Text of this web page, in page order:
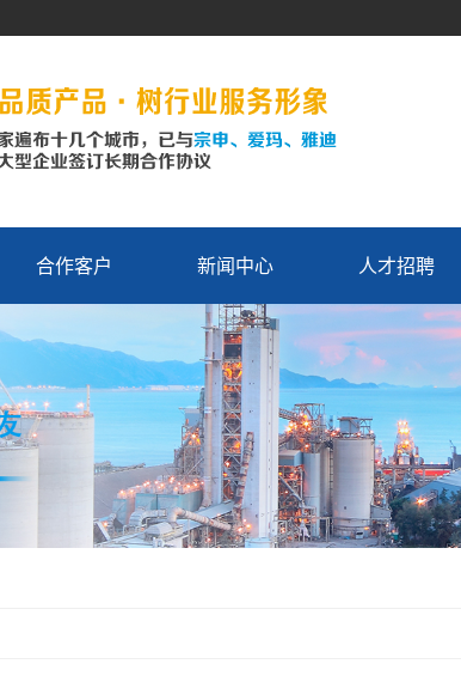
合作客户 新闻中心
公司新闻
行业资讯
技术资讯
人才招聘